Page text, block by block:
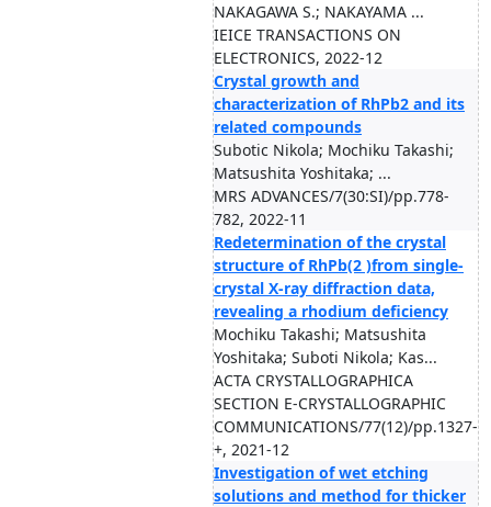
NAKAGAWA S.; NAKAYAMA ...
IEICE TRANSACTIONS ON
ELECTRONICS, 2022-12
Crystal growth and
characterization of RhPb2 and its
related compounds
Subotic Nikola; Mochiku Takashi;
Matsushita Yoshitaka; ...
MRS ADVANCES/7(30:SI)/pp.778-
782, 2022-11
Redetermination of the crystal
structure of RhPb(2 )from single-
crystal X-ray diffraction data,
revealing a rhodium deficiency
Mochiku Takashi; Matsushita
Yoshitaka; Suboti Nikola; Kas...
ACTA CRYSTALLOGRAPHICA
SECTION E-CRYSTALLOGRAPHIC
COMMUNICATIONS/77(12)/pp.1327-
+, 2021-12
Investigation of wet etching
solutions and method for thicker